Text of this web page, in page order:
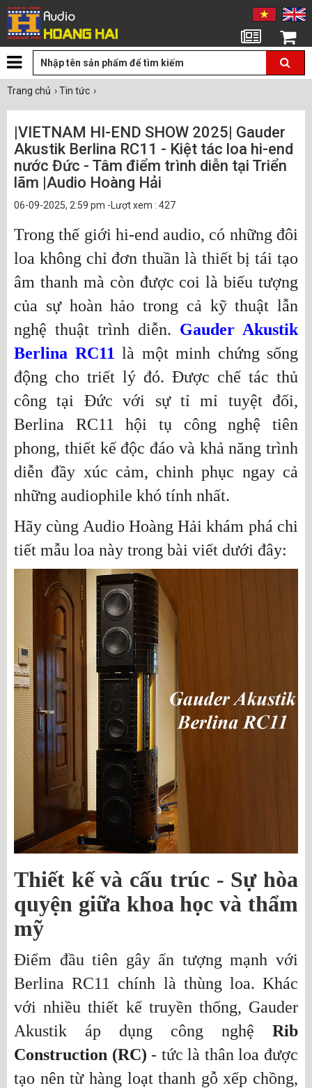
Giỏ hàng
Trang chủ ›Tin tức ›
|VIETNAM HI-END SHOW 2025| Gauder
Akustik Berlina RC11 - Kiệt tác loa hi-end
nước Đức - Tâm điểm trình diễn tại Triển
lãm |Audio Hoàng Hải
06-09-2025, 2:59 pm -Lượt xem : 427
Trong thế giới hi-end audio, có những đôi
loa không chỉ đơn thuần là thiết bị tái tạo
âm thanh mà còn được coi là biểu tượng
của sự hoàn hảo trong cả kỹ thuật lẫn
nghệ thuật trình diễn. Gauder Akustik
Berlina RC11 là một minh chứng sống
động cho triết lý đó. Được chế tác thủ
công tại Đức với sự tỉ mỉ tuyệt đối,
Berlina RC11 hội tụ công nghệ tiên
phong, thiết kế độc đáo và khả năng trình
diễn đầy xúc cảm, chinh phục ngay cả
những audiophile khó tính nhất.
Hãy cùng Audio Hoàng Hải khám phá chi
tiết mẫu loa này trong bài viết dưới đây:
Thiết kế và cấu trúc - Sự hòa
quyện giữa khoa học và thẩm
mỹ
Điểm đầu tiên gây ấn tượng mạnh với
Berlina RC11 chính là thùng loa. Khác
với nhiều thiết kế truyền thống, Gauder
Akustik áp dụng công nghệ Rib
Construction (RC) - tức là thân loa được
tạo nên từ hàng loạt thanh gỗ xếp chồng,